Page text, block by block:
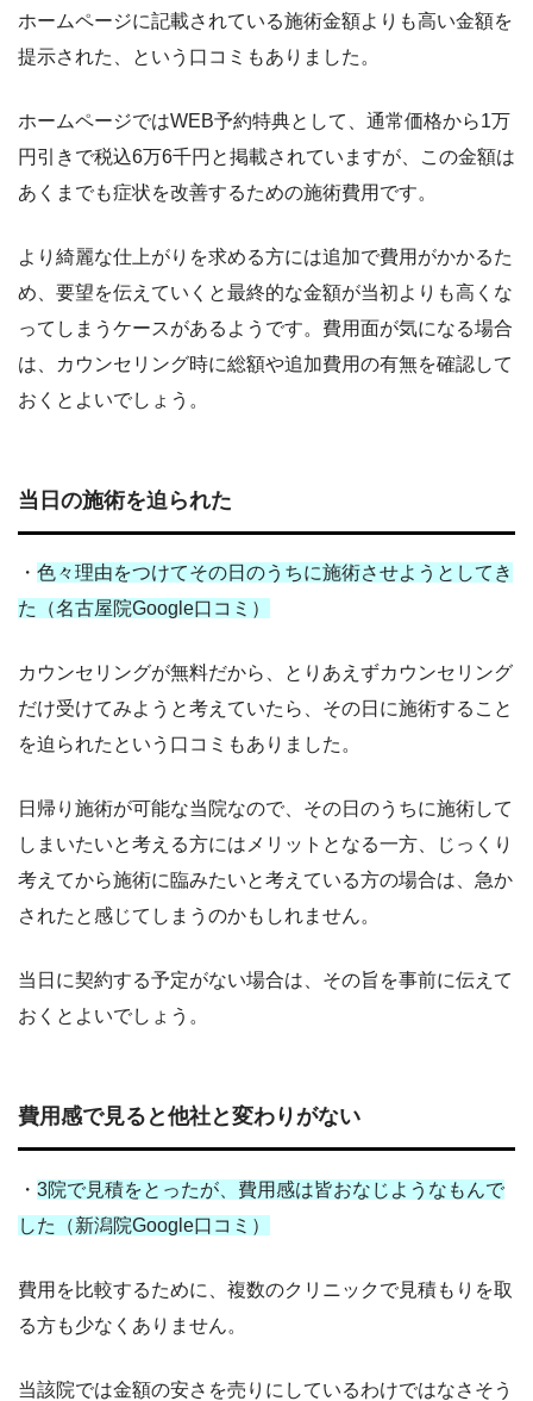
ホームページに記載されている施術金額よりも高い金額を
提示された、という口コミもありました。
ホームページではWEB予約特典として、通常価格から1万
円引きで税込6万6千円と掲載されていますが、この金額は
あくまでも症状を改善するための施術費用です。
より綺麗な仕上がりを求める方には追加で費用がかかるた
め、要望を伝えていくと最終的な金額が当初よりも高くな
ってしまうケースがあるようです。費用面が気になる場合
は、カウンセリング時に総額や追加費用の有無を確認して
おくとよいでしょう。
当日の施術を迫られた
・ 色々理由をつけてその日のうちに施術させようとしてき
た（名古屋院Google口コミ）
カウンセリングが無料だから、とりあえずカウンセリング
だけ受けてみようと考えていたら、その日に施術すること
を迫られたという口コミもありました。
日帰り施術が可能な当院なので、その日のうちに施術して
しまいたいと考える方にはメリットとなる一方、じっくり
考えてから施術に臨みたいと考えている方の場合は、急か
されたと感じてしまうのかもしれません。
当日に契約する予定がない場合は、その旨を事前に伝えて
おくとよいでしょう。
費用感で見ると他社と変わりがない
・ 3院で見積をとったが、費用感は皆おなじようなもんで
した（新潟院Google口コミ）
費用を比較するために、複数のクリニックで見積もりを取
る方も少なくありません。
当該院では金額の安さを売りにしているわけではなさそう